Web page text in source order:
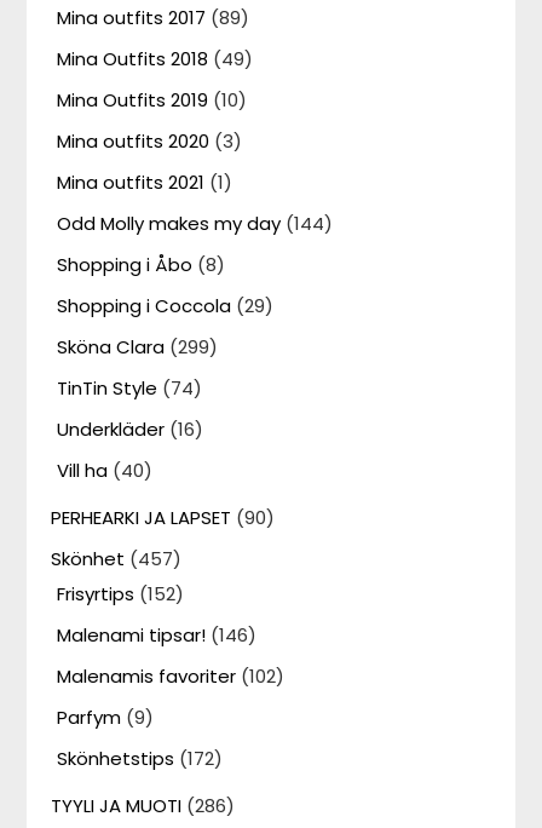
Mina outfits 2017 (89)
Mina Outfits 2018 (49)
Mina Outfits 2019 (10)
Mina outfits 2020 (3)
Mina outfits 2021 (1)
Odd Molly makes my day (144)
Shopping i Åbo (8)
Shopping i Coccola (29)
Sköna Clara (299)
TinTin Style (74)
Underkläder (16)
Vill ha (40)
PERHEARKI JA LAPSET (90)
Skönhet (457)
Frisyrtips (152)
Malenami tipsar! (146)
Malenamis favoriter (102)
Parfym (9)
Skönhetstips (172)
TYYLI JA MUOTI (286)